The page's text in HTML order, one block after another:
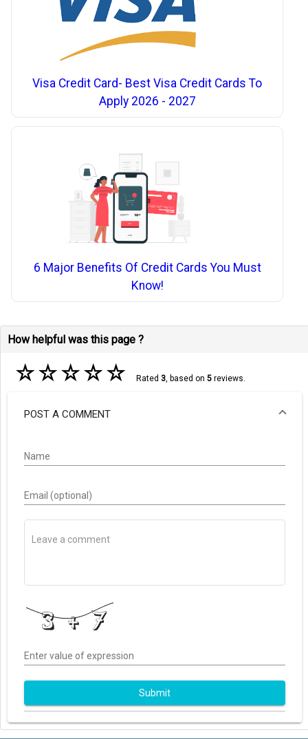
Visa Credit Card- Best Visa Credit Cards To
Apply 2026 - 2027
6 Major Benefits Of Credit Cards You Must
Know!
How helpful was this page ?
☆☆☆☆☆ Rated 3, based on 5reviews.
POST A COMMENT
Name
Email (optional)
Enter value of expression
Submit